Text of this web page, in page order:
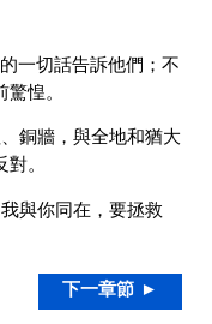
一切話告訴他們；不
惶。
銅牆，與全地和猶大
。
與你同在，要拯救
下一章節 ►